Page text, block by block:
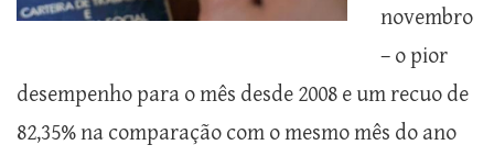
novembro
– o pior
desempenho para o mês desde 2008 e um recuo de
82,35% na comparação com o mesmo mês do ano